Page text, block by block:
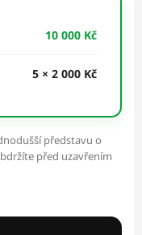
10 000 Kč
5 × 2 000 Kč
představu o
před uzavřením